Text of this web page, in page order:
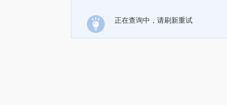
正在查询中，请刷新重试